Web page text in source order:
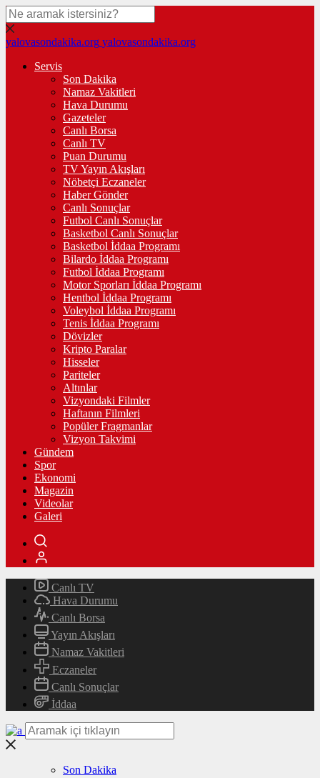
yalovasondakika.org yalovasondakika.org
Servis
Son Dakika
Namaz Vakitleri
Hava Durumu
Gazeteler
Canlı Borsa
Canlı TV
Puan Durumu
TV Yayın Akışları
Nöbetçi Eczaneler
Haber Gönder
Canlı Sonuçlar
Futbol Canlı Sonuçlar
Basketbol Canlı Sonuçlar
Basketbol İddaa Programı
Bilardo İddaa Programı
Futbol İddaa Programı
Motor Sporları İddaa Programı
Hentbol İddaa Programı
Voleybol İddaa Programı
Tenis İddaa Programı
Dövizler
Kripto Paralar
Hisseler
Pariteler
Altınlar
Vizyondaki Filmler
Haftanın Filmleri
Popüler Fragmanlar
Vizyon Takvimi
Gündem
Spor
Ekonomi
Magazin
Videolar
Galeri
Canlı TV
Hava Durumu
Canlı Borsa
Yayın Akışları
Namaz Vakitleri
Eczaneler
Canlı Sonuçlar
İddaa
Son Dakika